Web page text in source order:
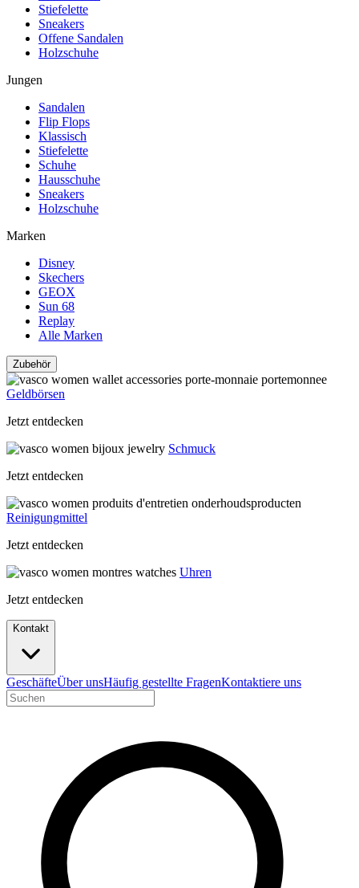
Stiefelette
Sneakers
Offene Sandalen
Holzschuhe
Jungen
Sandalen
Flip Flops
Klassisch
Stiefelette
Schuhe
Hausschuhe
Sneakers
Holzschuhe
Marken
Disney
Skechers
GEOX
Sun 68
Replay
Alle Marken
Zubehör
Geldbörsen
Jetzt entdecken
Schmuck
Jetzt entdecken
Reinigungmittel
Jetzt entdecken
Uhren
Jetzt entdecken
Kontakt
GeschäfteÜber unsHäufig gestellte FragenKontaktiere uns